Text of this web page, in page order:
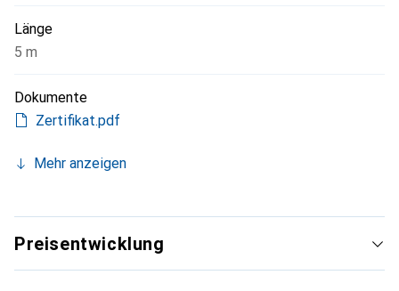
Länge
5 m
Dokumente
Zertifikat.pdf
Mehr anzeigen
Preisentwicklung